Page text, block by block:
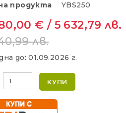
продукта
YBS250
€ / 5 632,79 лв.
лв.
до:01.09.2026 г.
КУПИ